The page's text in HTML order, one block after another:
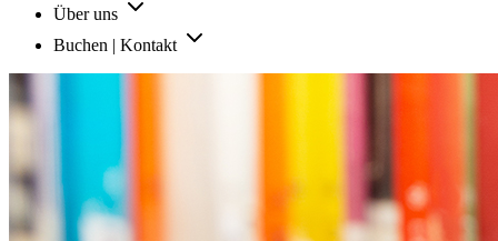
Über uns
Buchen | Kontakt